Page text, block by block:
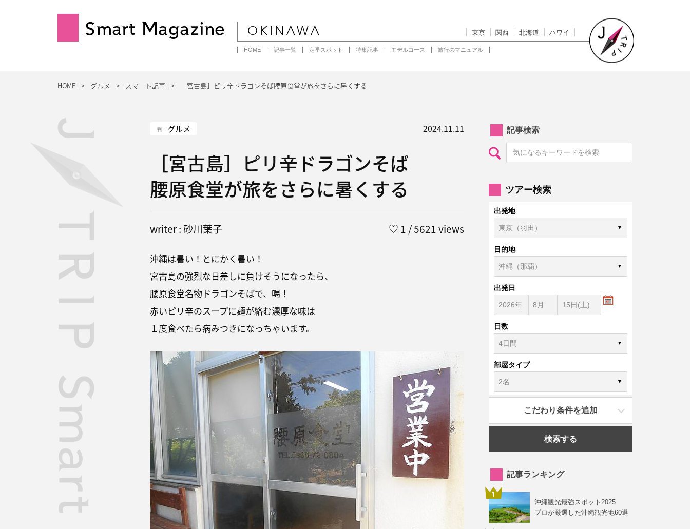
Smart Magazine OKINAWA 東京 関西 北海道 ハワイ
HOME 記事一覧 定番スポット 特集記事 モデルコース 旅行のマニュアル
HOME グルメ スマート記事 ［宮古島］ピリ辛ドラゴンそば腰原食堂が旅をさらに暑くする
グルメ 2024.11.11
［宮古島］ピリ辛ドラゴンそば
腰原食堂が旅をさらに暑くする
writer : 砂川葉子 ♡ 1 / 5621 views
沖縄は暑い！とにかく暑い！
宮古島の強烈な日差しに負けそうになったら、
腰原食堂名物ドラゴンそばで、喝！
赤いピリ辛のスープに麺が絡む濃厚な味は
１度食べたら病みつきになっちゃいます。
記事検索
ツアー検索
出発地
目的地
出発日
日数
部屋タイプ
こだわり条件を追加
検索する
記事ランキング
沖縄観光最強スポット2025
プロが厳選した沖縄観光地60選